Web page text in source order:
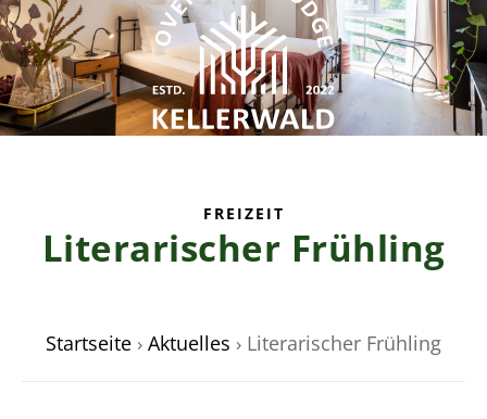
FREIZEIT
Literarischer Frühling
Startseite › Aktuelles › Literarischer Frühling